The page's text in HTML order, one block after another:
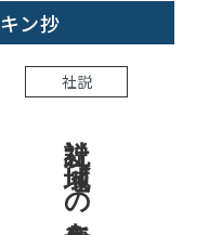
ン抄
社説